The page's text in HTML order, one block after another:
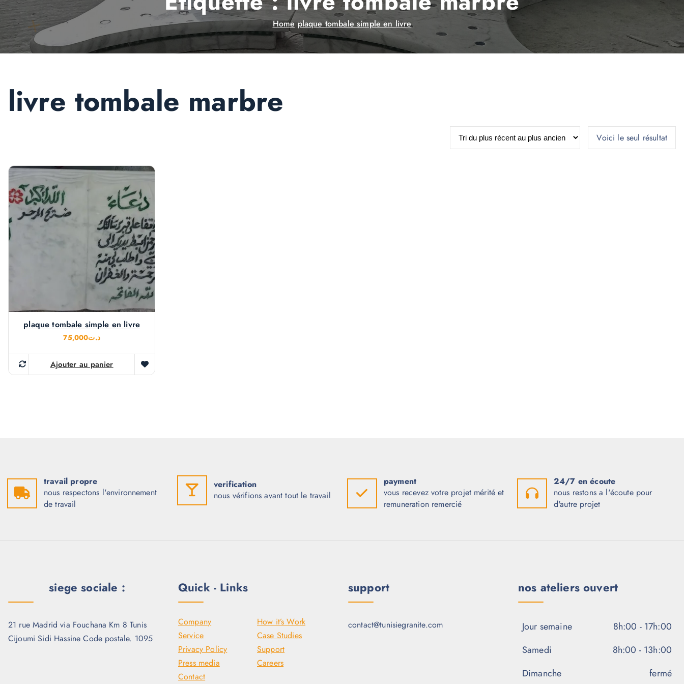
Home plaque tombale simple en livre
livre tombale marbre
Voici le seul résultat
plaque tombale simple en livre
د.ت75,000
Ajouter au panier
travail propre
nous respectons l'environnement
de travail
verification
nous vérifions avant tout le travail
payment
vous recevez votre projet mérité et
remuneration remercié
24/7 en écoute
nous restons a l'écoute pour
d'autre projet
siege sociale :
21 rue Madrid via Fouchana Km 8 Tunis
Cijoumi Sidi Hassine Code postale. 1095
Quick - Links
Company
How it’s Work
Service
Case Studies
Privacy Policy
Support
Press media
Careers
Contact
support
contact@tunisiegranite.com
nos ateliers ouvert
Jour semaine
8h:00 - 17h:00
Samedi
8h:00 - 13h:00
Dimanche
fermé